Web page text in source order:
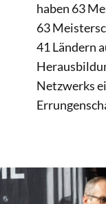
haben 63
63
41 Ländern
Netzwerks